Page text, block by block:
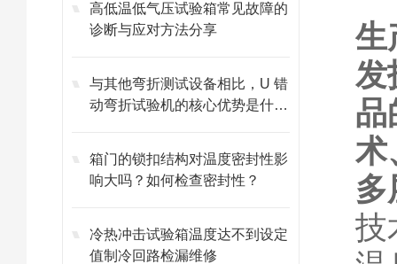
高低温低气压试验箱常见故障的
诊断与应对方法分享
与其他弯折测试设备相比，U 错
动弯折试验机的核心优势是什
箱门的锁扣结构对温度密封性影
响大吗？如何检查密封性？
冷热冲击试验箱温度达不到设定
值制冷回路检漏维修
生
发
品
术
多
技